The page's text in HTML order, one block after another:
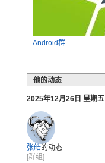
Android群
他的动态
2025年12月26日 星期五
张皓的动态
[群组]